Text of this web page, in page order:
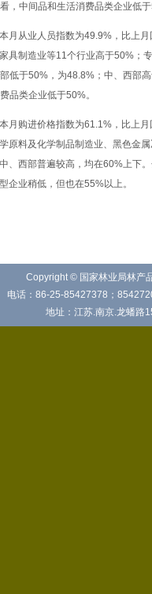
，中间品和生活消费品类企业低
月从业人员指数为49.9%，比上
具制造业等11个行业高于50%；
低于50%，为48.8%；中、西部
品类企业低于50%。
月购进价格指数为61.1%，比上
原料及化学制品制造业、黑色金
、西部普遍较高，均在60%上下
企业稍低，但也在55%以上。
Copyright © 国家林业局林产
电话：86-25-85427378；
地址：江苏.南京.龙蟠路